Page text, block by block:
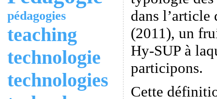
pédagogies
teaching
technologie
technologies
dans
(2011), un
Hy-SUP à
participons.
Cette